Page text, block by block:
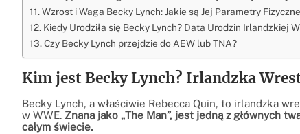
Wzrost i Waga Becky Lynch: Jakie są Jej Parametry
Kiedy Urodziła się Becky Lynch? Data Urodzin Irlandzkiej
Czy Becky Lynch przejdzie do AEW lub TNA?
Kim jest Becky Lynch? Irlandzka
Becky Lynch, a właściwie Rebecca Quin, to irlandzka
w WWE. Znana jako „The Man”, jest jedną z głównych
całym świecie.